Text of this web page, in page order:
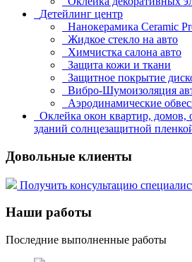
Детейлинг центр
Нанокерамика Ceramic
Жидкое стекло на авто
Химчистка салона авто
Защита кожи и ткани
Защитное покрытие
Вибро-Шумоизоляция
Аэродинамические
Оклейка окон квартир,
зданий солнцезащитной
Довольные клиенты
Получить консультацию
Наши работы
Последние выполненные работы